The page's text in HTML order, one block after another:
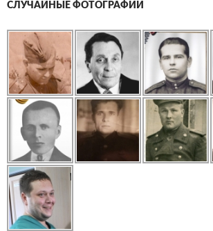
СЛУЧАЙНЫЕ ФОТОГРАФИИ